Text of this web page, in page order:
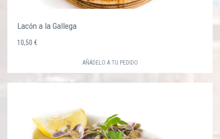
Lacón a la Gallega
10,50 €
AÑÁDELO A TU PEDIDO